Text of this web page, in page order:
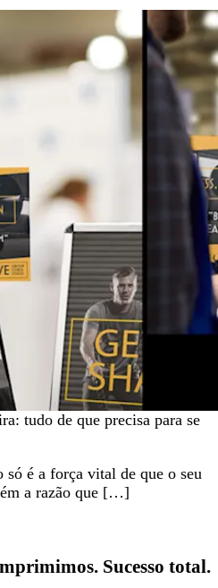
tudo de que precisa para se
só é a força vital de que o seu
a razão que […]
Sucesso total.